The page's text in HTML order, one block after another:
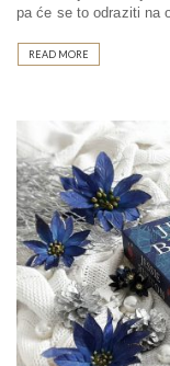
pa će se to odraziti na
READ MORE